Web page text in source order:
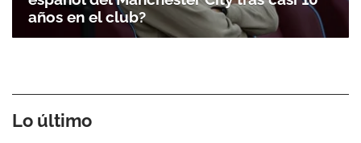
años en el club?
Lo último